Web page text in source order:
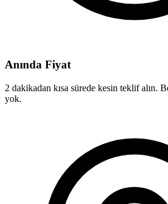
Anında Fiyat
2 dakikadan kısa sürede kesin teklif alın.
yok.